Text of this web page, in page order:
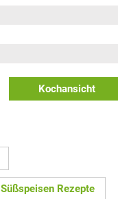
Kochansicht
Süßspeisen Rezepte